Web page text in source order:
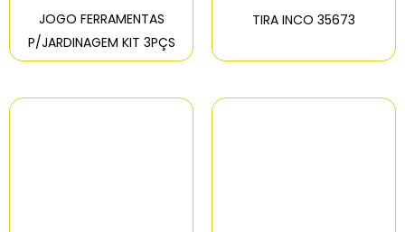
JOGO FERRAMENTAS
P/JARDINAGEM KIT 3PÇS
TIRA INCO 35673